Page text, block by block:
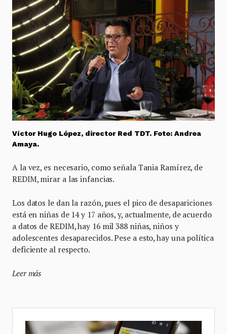
Víctor Hugo López, director Red TDT. Foto: Andrea
Amaya.
A la vez, es necesario, como señala Tania Ramírez, de
REDIM, mirar a las infancias.
Los datos le dan la razón, pues el pico de desapariciones
está en niñas de 14 y 17 años, y, actualmente, de acuerdo
a datos de REDIM, hay 16 mil 388 niñas, niños y
adolescentes desaparecidos. Pese a esto, hay una política
deficiente al respecto.
Leer más